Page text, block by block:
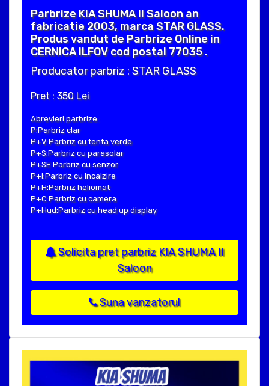
Parbrize KIA SHUMA II Saloon an
fabricatie 2003, marca STAR GLASS.
Produs vandut de Parbrize Online in
CERNICA ILFOV cod postal 77035 .
Producator parbriz : STAR GLASS
Pret : 350 Lei
Abrevieri parbrize:
P:Parbriz clar
P+V:Parbriz cu tenta verde
P+S:Parbriz cu parasolar
P+SE:Parbriz cu senzor
P+I:Parbriz cu incalzire
P+H:Parbriz heliomat
P+C:Parbriz cu camera
P+Hud:Parbriz cu head up display
Solicita pret parbriz KIA SHUMA II
Saloon
Suna vanzatorul